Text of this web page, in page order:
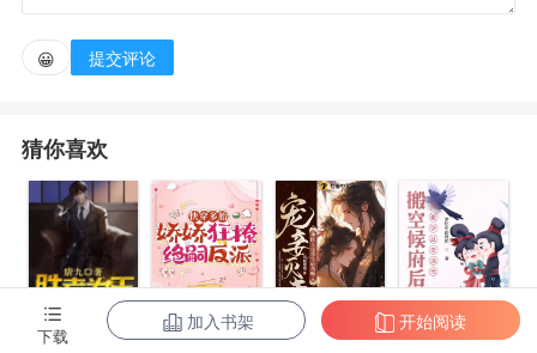
前的苏窈和大佬：…… * * * 【预收《年代文女
配觉醒后》】 文案：苏小妹跳河时，忽然觉醒了上辈
一个女配。 爱慕反派，倒追得人人皆知，还不惜跳河
诬陷反派结为了夫妻。 结婚没多久，反派因为帮助男
主，被抓去劳改了。 那会怀着孕的她成了人人喊打的
过街老鼠，过得凄惨，不是在被游街，就是在批判大会
上认错。 后来生孩子时难产，一命呜呼了，孩子也没
😀 提交评论
猜你喜欢
陈东王楠楠
快穿多胎，娇 宠妾灭妻？神 搬空候府后，
下载
加入书架 开始阅读